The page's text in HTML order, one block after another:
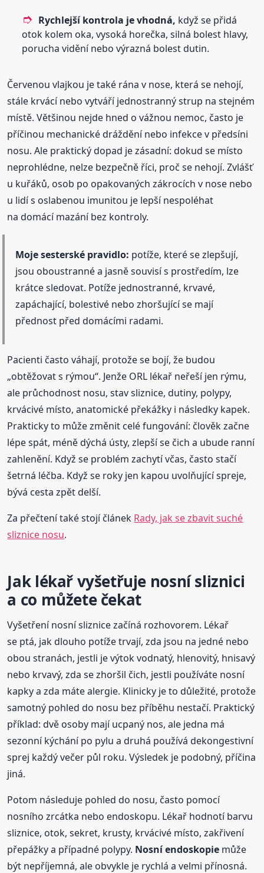
Rychlejší kontrola je vhodná, když se přidá
otok kolem oka, vysoká horečka, silná bolest hlavy,
porucha vidění nebo výrazná bolest dutin.
Červenou vlajkou je také rána v nose, která se nehojí,
stále krvácí nebo vytváří jednostranný strup na stejném
místě. Většinou nejde hned o vážnou nemoc, často je
příčinou mechanické dráždění nebo infekce v předsíni
nosu. Ale praktický dopad je zásadní: dokud se místo
neprohlédne, nelze bezpečně říci, proč se nehojí. Zvlášť
u kuřáků, osob po opakovaných zákrocích v nose nebo
u lidí s oslabenou imunitou je lepší nespoléhat
na domácí mazání bez kontroly.
Moje sesterské pravidlo: potíže, které se zlepšují,
jsou oboustranné a jasně souvisí s prostředím, lze
krátce sledovat. Potíže jednostranné, krvavé,
zapáchající, bolestivé nebo zhoršující se mají
přednost před domácími radami.
Pacienti často váhají, protože se bojí, že budou
„obtěžovat s rýmou“. Jenže ORL lékař neřeší jen rýmu,
ale průchodnost nosu, stav sliznice, dutiny, polypy,
krvácivé místo, anatomické překážky i následky kapek.
Prakticky to může změnit celé fungování: člověk začne
lépe spát, méně dýchá ústy, zlepší se čich a ubude ranní
zahlenění. Když se problém zachytí včas, často stačí
šetrná léčba. Když se roky jen kapou uvolňující spreje,
bývá cesta zpět delší.
Za přečtení také stojí článek Rady, jak se zbavit suché
sliznice nosu.
Jak lékař vyšetřuje nosní sliznici
a co můžete čekat
Vyšetření nosní sliznice začíná rozhovorem. Lékař
se ptá, jak dlouho potíže trvají, zda jsou na jedné nebo
obou stranách, jestli je výtok vodnatý, hlenovitý, hnisavý
nebo krvavý, zda se zhoršil čich, jestli používáte nosní
kapky a zda máte alergie. Klinicky je to důležité, protože
samotný pohled do nosu bez příběhu nestačí. Praktický
příklad: dvě osoby mají ucpaný nos, ale jedna má
sezonní kýchání po pylu a druhá používá dekongestivní
sprej každý večer půl roku. Výsledek je podobný, příčina
jiná.
Potom následuje pohled do nosu, často pomocí
nosního zrcátka nebo endoskopu. Lékař hodnotí barvu
sliznice, otok, sekret, krusty, krvácivé místo, zakřivení
přepážky a případné polypy. Nosní endoskopie může
být nepříjemná, ale obvykle je rychlá a velmi přínosná.